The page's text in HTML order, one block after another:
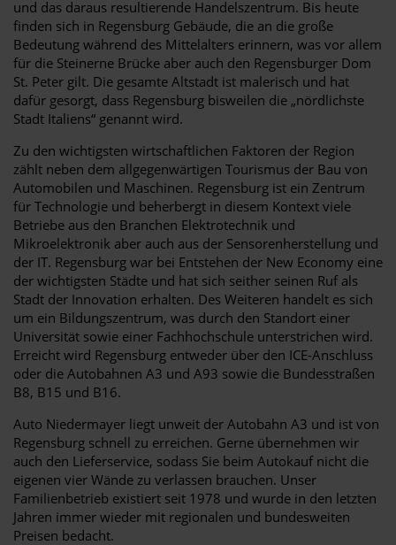
und das daraus resultierende Handelszentrum. Bis heute
finden sich in Regensburg Gebäude, die an die große
Bedeutung während des Mittelalters erinnern, was vor allem
für die Steinerne Brücke aber auch den Regensburger Dom
St. Peter gilt. Die gesamte Altstadt ist malerisch und hat
dafür gesorgt, dass Regensburg bisweilen die „nördlichste
Stadt Italiens“ genannt wird.
Zu den wichtigsten wirtschaftlichen Faktoren der Region
zählt neben dem allgegenwärtigen Tourismus der Bau von
Automobilen und Maschinen. Regensburg ist ein Zentrum
für Technologie und beherbergt in diesem Kontext viele
Betriebe aus den Branchen Elektrotechnik und
Mikroelektronik aber auch aus der Sensorenherstellung und
der IT. Regensburg war bei Entstehen der New Economy eine
der wichtigsten Städte und hat sich seither seinen Ruf als
Stadt der Innovation erhalten. Des Weiteren handelt es sich
um ein Bildungszentrum, was durch den Standort einer
Universität sowie einer Fachhochschule unterstrichen wird.
Erreicht wird Regensburg entweder über den ICE-Anschluss
oder die Autobahnen A3 und A93 sowie die Bundesstraßen
B8, B15 und B16.
Auto Niedermayer liegt unweit der Autobahn A3 und ist von
Regensburg schnell zu erreichen. Gerne übernehmen wir
auch den Lieferservice, sodass Sie beim Autokauf nicht die
eigenen vier Wände zu verlassen brauchen. Unser
Familienbetrieb existiert seit 1978 und wurde in den letzten
Jahren immer wieder mit regionalen und bundesweiten
Preisen bedacht.